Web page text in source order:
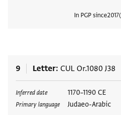
In PGP since2017
9 Letter CUL Or.1080 J38
Inferred date 1170–1190 CE
Primary language Judaeo-Arabic
Tags